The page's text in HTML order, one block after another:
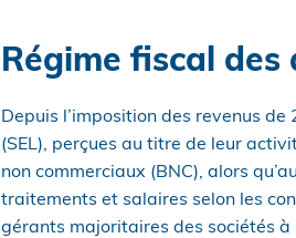
Régime fiscal des
Depuis l’imposition des revenus
(SEL), perçues au titre de leur
non commerciaux (BNC), alors
traitements et salaires selon les
gérants majoritaires des sociétés